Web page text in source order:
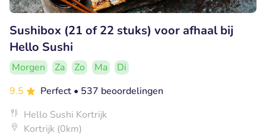
Sushibox (21 of 22 stuks) voor afhaal bij
Hello Sushi
Morgen Za Zo Ma
Di
9.5
Perfect • 537 beoordelingen
Hello Sushi Kortrijk
Kortrijk (0km)